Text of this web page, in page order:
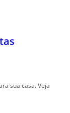
sua casa. Veja